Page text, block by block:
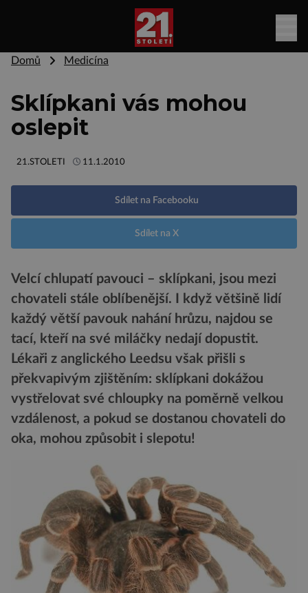
Domů Medicína
Sklípkani vás mohou
oslepit
21.STOLETI 11.1.2010
Sdílet na Facebooku
Sdílet na X
Velcí chlupatí pavouci – sklípkani, jsou mezi
chovateli stále oblíbenější. I když většině lidí
každý větší pavouk nahání hrůzu, najdou se
tací, kteří na své miláčky nedají dopustit.
Lékaři z anglického Leedsu však přišli s
překvapivým zjištěním: sklípkani dokážou
vystřelovat své chloupky na poměrně velkou
vzdálenost, a pokud se dostanou chovateli do
oka, mohou způsobit i slepotu!